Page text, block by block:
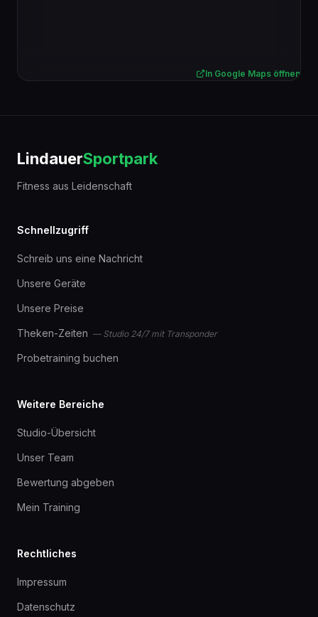
In Google Maps öffnen
LindauerSportpark
Fitness aus Leidenschaft
Schnellzugriff
Schreib uns eine Nachricht
Unsere Geräte
Unsere Preise
Theken-Zeiten — Studio 24/7 mit Transponder
Probetraining buchen
Weitere Bereiche
Studio-Übersicht
Unser Team
Bewertung abgeben
Mein Training
Rechtliches
Impressum
Datenschutz